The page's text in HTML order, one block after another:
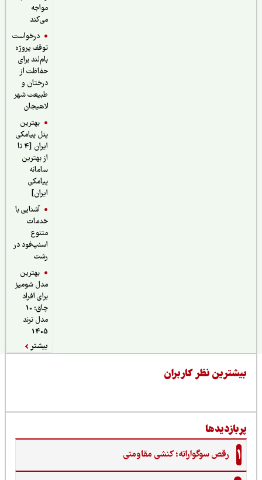
درخواست
توقف پروژه
بام‌لند برای
حفاظت از
درختان و
طبیعت شهر
لاهیجان
بهترین
پنل پیامکی
ایران [4 تا
از بهترین
سامانه
پیامکی
آشنایی با
خدمات
اسنپ‌فود در
بهترین
مدل شومیز
برای افراد
چاق؛ 10
مدل ترند
نظر کاربران
رقص سوگوارانه؛ کنشی مقاومتی